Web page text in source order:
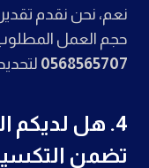
نعم، نحن نقدم
حجم العمل
0568565707
4. هل لديكم
تضمن